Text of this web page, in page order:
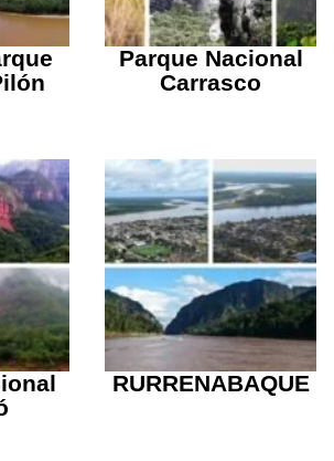
Parque Nacional
Carrasco
RURRENABAQUE